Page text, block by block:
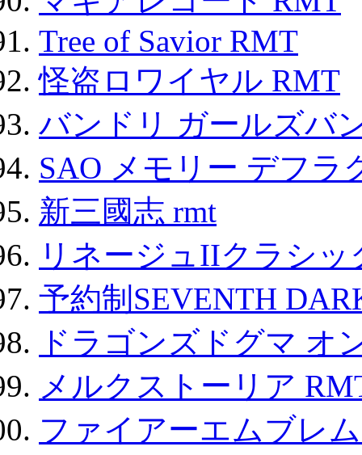
Tree of Savior RMT
怪盗ロワイヤル RMT
バンドリ ガールズバ
SAO メモリー デフラ
新三國志 rmt
リネージュIIクラシ
予約制SEVENTH
ドラゴンズドグマ オ
メルクストーリア
ファイアーエムブレ